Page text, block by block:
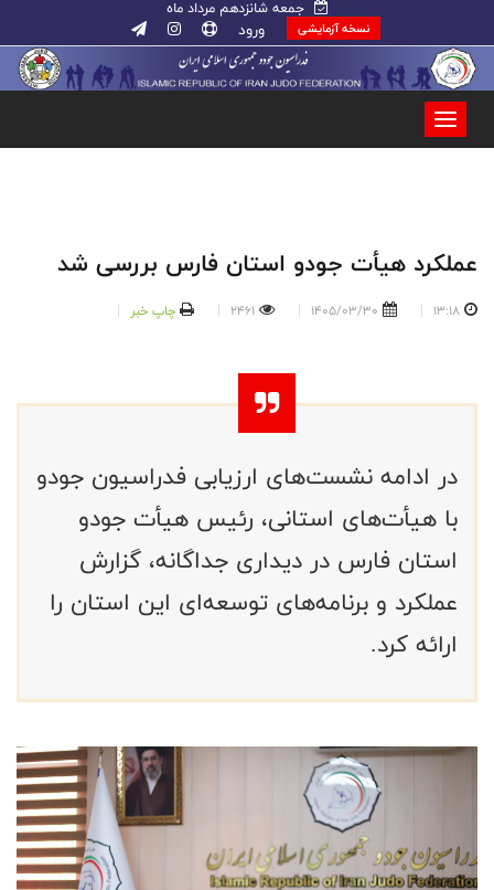
جمعه شانزدهم مرداد ماه
نسخه آزمایشی ورود
عملکرد هیأت جودو استان فارس بررسی شد
13:18
1405/03/30
2461 چاپ خبر
در ادامه نشست‌های ارزیابی فدراسیون جودو
با هیأت‌های استانی، رئیس هیأت جودو
استان فارس در دیداری جداگانه، گزارش
عملکرد و برنامه‌های توسعه‌ای این استان را
ارائه کرد.